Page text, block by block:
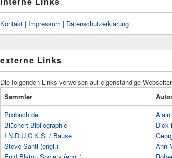
Kontakt | Impressum | Datenschutzerklärung
externe Links
Die folgenden Links verweisen auf eigenständige
Sammler
Pixibuch.de
Blüchert Bibliographie
I.N.D.U.C.K.S. / Bause
Steve Santi (engl.)
Alain
Dick
Ann